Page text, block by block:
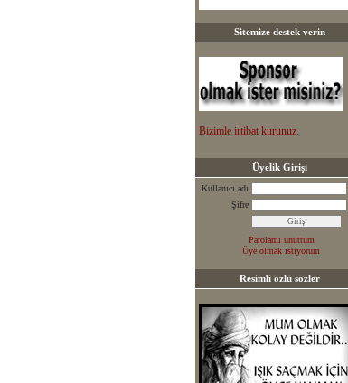
Sitemize destek verin
Bizimle irtibat kurunuz.
Üyelik Girişi
Kullanıcı adı
Şifre
Parolamı unuttum
Üye olmak istiyorum
Resimli özlü sözler